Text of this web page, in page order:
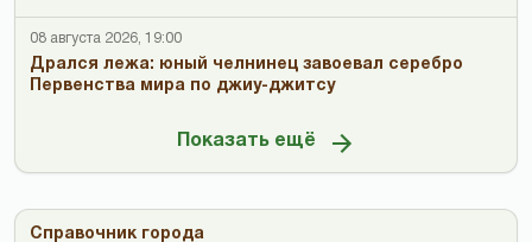
08 августа 2026, 19:00
Дрался лежа: юный челнинец завоевал серебро
Первенства мира по джиу-джитсу
Показать ещё
Справочник города